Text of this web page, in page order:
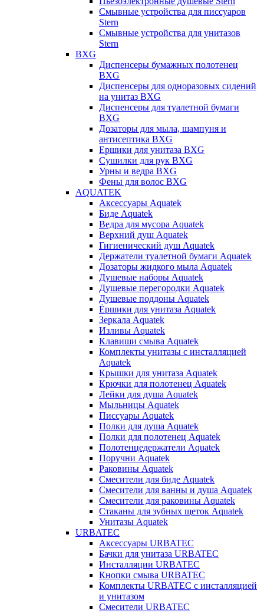
Смывные устройства для писсуаров
Stern
Смывные устройства для унитазов
Stern
BXG
Диспенсеры бумажных полотенец
BXG
Диспенсеры для одноразовых сидений
на унитаз BXG
Диспенсеры для туалетной бумаги
BXG
Дозаторы для мыла, шампуня и
антисептика BXG
Ершики для унитаза BXG
Сушилки для рук BXG
Урны и ведра BXG
Фены для волос BXG
AQUATEK
Аксессуары Aquatek
Биде Aquatek
Ведра для мусора Aquatek
Верхний душ Aquatek
Гигиенический душ Aquatek
Держатели туалетной бумаги Aquatek
Дозаторы жидкого мыла Aquatek
Душевые наборы Aquatek
Душевые перегородки Aquatek
Душевые поддоны Aquatek
Ёршики для унитаза Aquatek
Зеркала Aquatek
Изливы Aquatek
Клавиши смыва Aquatek
Комплекты унитазы с инсталляцией
Aquatek
Крышки для унитаза Aquatek
Крючки для полотенец Aquatek
Лейки для душа Aquatek
Мыльницы Aquatek
Писсуары Aquatek
Полки для душа Aquatek
Полки для полотенец Aquatek
Полотенцедержатели Aquatek
Поручни Aquatek
Раковины Aquatek
Смесители для биде Aquatek
Смесители для ванны и душа Aquatek
Смесители для раковины Aquatek
Стаканы для зубных щеток Aquatek
Унитазы Aquatek
URBATEC
Аксессуары URBATEC
Бачки для унитаза URBATEC
Инсталляции URBATEC
Кнопки смыва URBATEC
Комплекты URBATEC с инсталляцией
и унитазом
Смесители URBATEC